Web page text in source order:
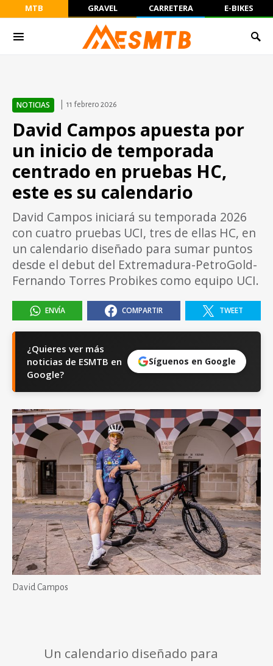
MTB GRAVEL CARRETERA E-BIKES
NOTICIAS 11 febrero 2026
David Campos apuesta por
un inicio de temporada
centrado en pruebas HC,
este es su calendario
David Campos iniciará su temporada 2026
con cuatro pruebas UCI, tres de ellas HC, en
un calendario diseñado para sumar puntos
desde el debut del Extremadura-PetroGold-
Fernando Torres Probikes como equipo UCI.
ENVÍA COMPARTIR TWEET
¿Quieres ver más
noticias de ESMTB en
Google?
Síguenos en Google
David Campos
Un calendario diseñado para